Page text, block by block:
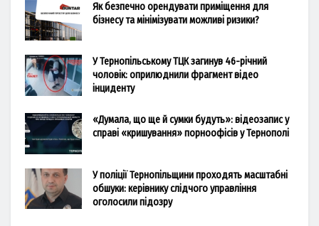
Як безпечно орендувати приміщення для
бізнесу та мінімізувати можливі ризики?
У Тернопільському ТЦК загинув 46-річний
чоловік: оприлюднили фрагмент відео
інциденту
«Думала, що ще й сумки будуть»: відеозапис у
справі «кришування» порноофісів у Тернополі
У поліції Тернопільщини проходять масштабні
обшуки: керівнику слідчого управління
оголосили підозру